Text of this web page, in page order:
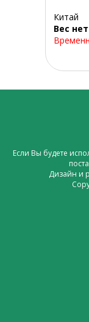
Китай
Вес
Если Вы будете
Дизайн и